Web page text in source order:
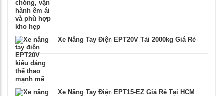
Xe Nâng Tay Điện EPT20V Tải 2000kg Giá Rẻ
Xe Nâng Tay Điện EPT15-EZ Giá Rẻ Tại HCM